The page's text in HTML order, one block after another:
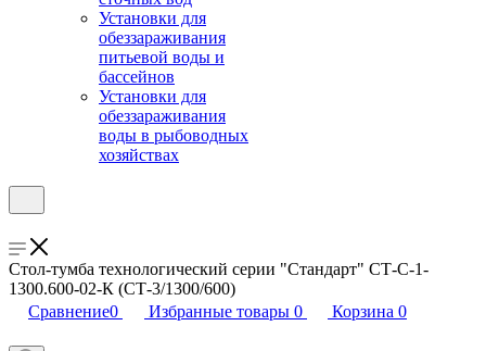
Установки для
обеззараживания
питьевой воды и
бассейнов
Установки для
обеззараживания
воды в рыбоводных
хозяйствах
Стол-тумба технологический серии "Стандарт" СТ-С-1-
1300.600-02-К (СТ-3/1300/600)
Сравнение0 Избранные товары 0 Корзина 0